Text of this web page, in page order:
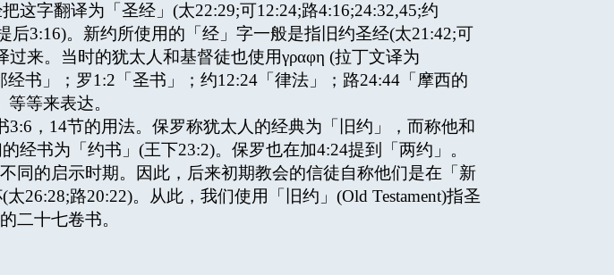
字翻译为「圣经」(太22:29;可12:24;路4:16;24:32,45;约
后3:16)。新约所使用的「经」字一般是指旧约圣经(太21:42;可
来。当时的犹太人和基督徒也使用γραφη (拉丁文译为
书」；罗1:2「圣书」；约12:24「律法」；路24:44「摩西的
等来表达。
，14节的用法。保罗称犹太人的经典为「旧约」，而称他和
书为「约书」(王下23:2)。保罗也在加4:24提到「两约」。
同的启示时期。因此，后来初期教会的信徒自称他们是在「新
26:28;路20:22)。从此，我们使用「旧约」(Old Testament)指圣
二十七卷书。